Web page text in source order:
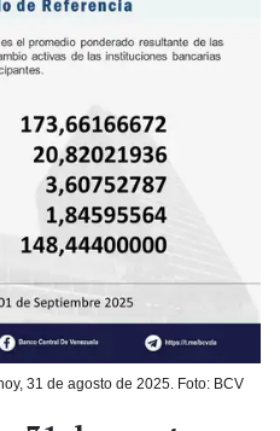
31 de agosto de 2025. Foto: BCV